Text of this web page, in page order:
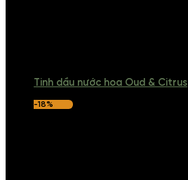
Tinh dầu nước hoa Oud & Citrus
-18%